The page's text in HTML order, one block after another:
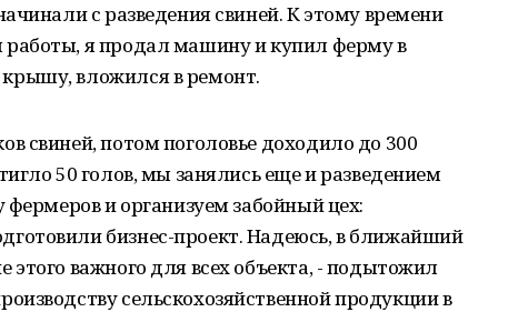
с разведения свиней. К этому времени
работы, я продал машину и купил ферму в
вложился в ремонт.
свиней, потом поголовье доходило до 300
50 голов, мы занялись еще и разведением
фермеров и организуем забойный цех:
бизнес-проект. Надеюсь, в ближайший
этого важного для всех объекта, - подытожил
сельскохозяйственной продукции в